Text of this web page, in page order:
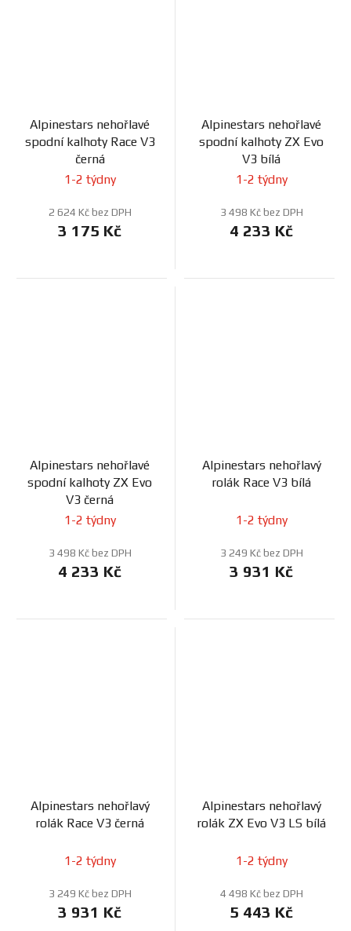
Alpinestars nehořlavé
spodní kalhoty Race V3
černá
1-2 týdny
2 624 Kč bez DPH
3 175 Kč
Alpinestars nehořlavé
spodní kalhoty ZX Evo
V3 bílá
1-2 týdny
3 498 Kč bez DPH
4 233 Kč
Alpinestars nehořlavé
spodní kalhoty ZX Evo
V3 černá
1-2 týdny
3 498 Kč bez DPH
4 233 Kč
Alpinestars nehořlavý
rolák Race V3 bílá
1-2 týdny
3 249 Kč bez DPH
3 931 Kč
Alpinestars nehořlavý
rolák Race V3 černá
1-2 týdny
3 249 Kč bez DPH
3 931 Kč
Alpinestars nehořlavý
rolák ZX Evo V3 LS bílá
1-2 týdny
4 498 Kč bez DPH
5 443 Kč